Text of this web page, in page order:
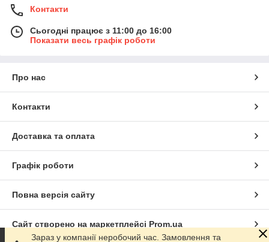
Контакти
Сьогодні працює з 11:00 до 16:00
Показати весь графік роботи
Про нас
Контакти
Доставка та оплата
Графік роботи
Повна версія сайту
Сайт створено на маркетплейсі Prom.ua
Зараз у компанії неробочий час. Замовлення та